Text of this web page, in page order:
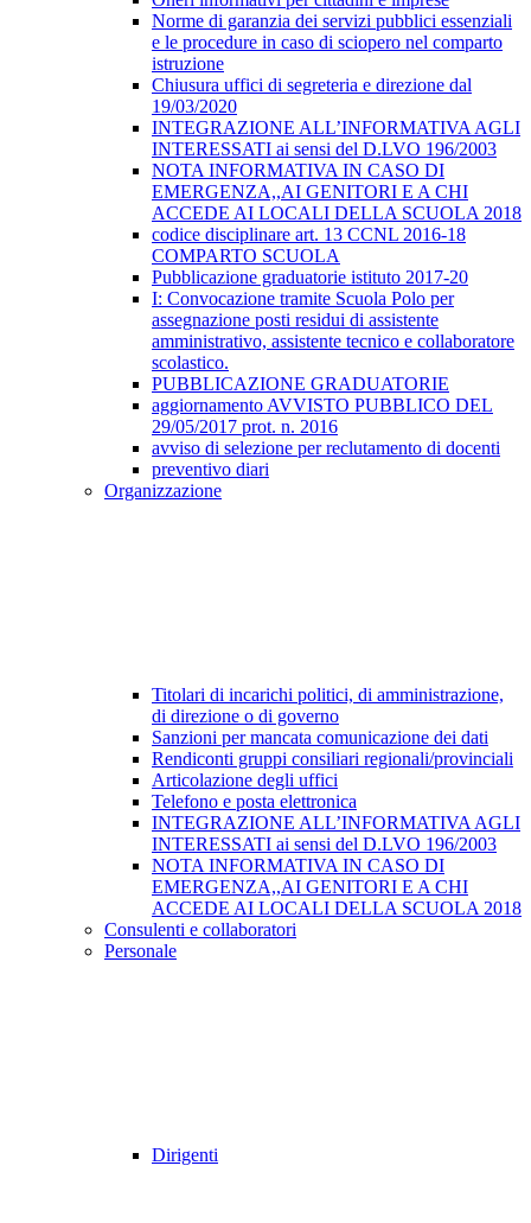
Norme di garanzia dei servizi pubblici essenziali
e le procedure in caso di sciopero nel comparto
istruzione
Chiusura uffici di segreteria e direzione dal
19/03/2020
INTEGRAZIONE ALL’INFORMATIVA AGLI
INTERESSATI ai sensi del D.LVO 196/2003
NOTA INFORMATIVA IN CASO DI
EMERGENZA,,AI GENITORI E A CHI
ACCEDE AI LOCALI DELLA SCUOLA 2018
codice disciplinare art. 13 CCNL 2016-18
COMPARTO SCUOLA
Pubblicazione graduatorie istituto 2017-20
I: Convocazione tramite Scuola Polo per
assegnazione posti residui di assistente
amministrativo, assistente tecnico e collaboratore
scolastico.
PUBBLICAZIONE GRADUATORIE
aggiornamento AVVISTO PUBBLICO DEL
29/05/2017 prot. n. 2016
avviso di selezione per reclutamento di docenti
preventivo diari
Organizzazione
Titolari di incarichi politici, di amministrazione,
di direzione o di governo
Sanzioni per mancata comunicazione dei dati
Rendiconti gruppi consiliari regionali/provinciali
Articolazione degli uffici
Telefono e posta elettronica
INTEGRAZIONE ALL’INFORMATIVA AGLI
INTERESSATI ai sensi del D.LVO 196/2003
NOTA INFORMATIVA IN CASO DI
EMERGENZA,,AI GENITORI E A CHI
ACCEDE AI LOCALI DELLA SCUOLA 2018
Consulenti e collaboratori
Personale
Dirigenti